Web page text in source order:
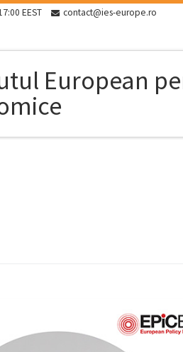
EEST contact@ies-europe.ro
European